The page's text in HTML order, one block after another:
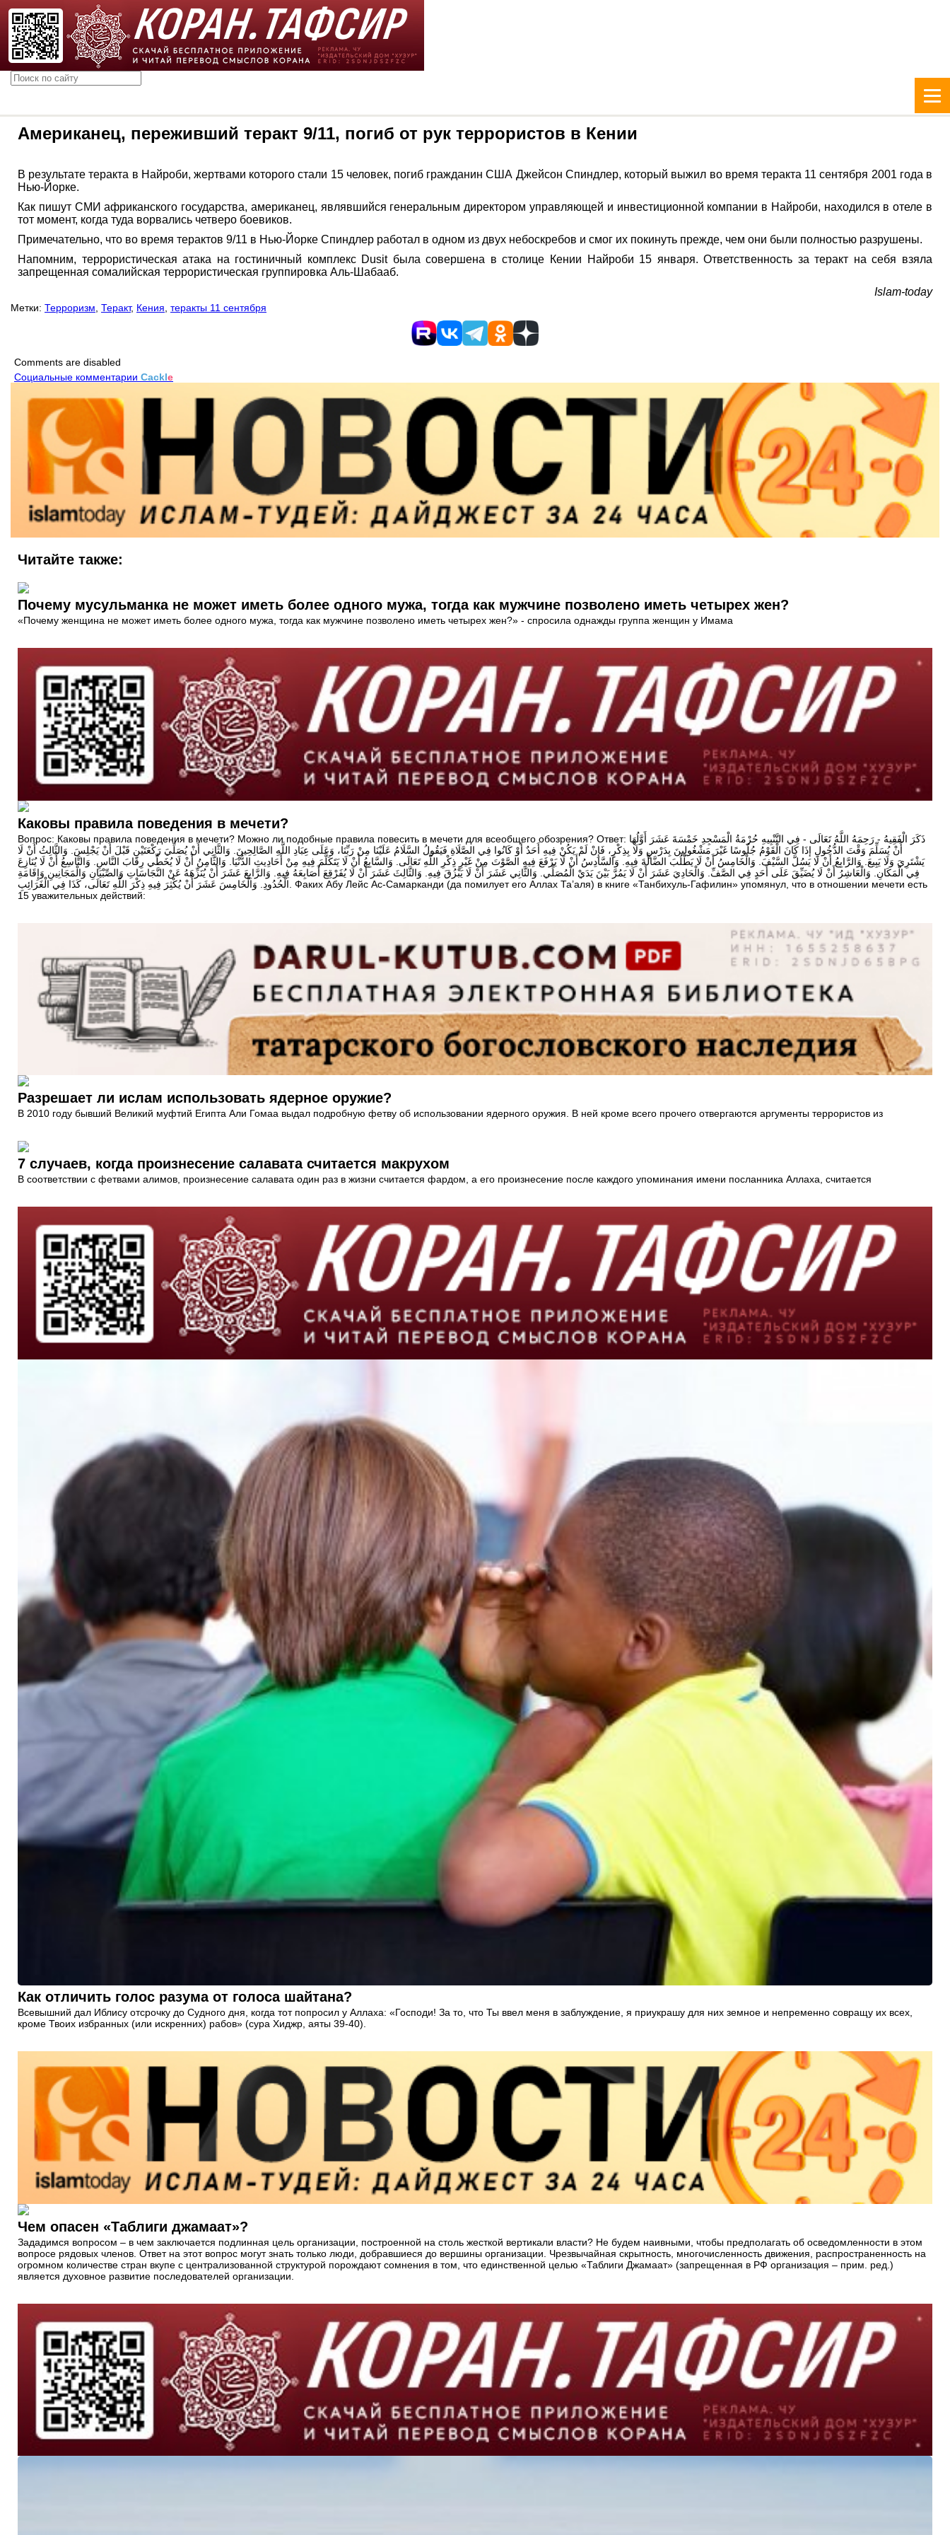
Американец, переживший теракт 9/11, погиб от рук террористов в Кении
В результате теракта в Найроби, жертвами которого стали 15 человек, погиб гражданин США Джейсон Спиндлер, который выжил во время теракта 11 сентября 2001 года в
Нью-Йорке.
Как пишут СМИ африканского государства, американец, являвшийся генеральным директором управляющей и инвестиционной компании в Найроби, находился в отеле в
тот момент, когда туда ворвались четверо боевиков.
Примечательно, что во время терактов 9/11 в Нью-Йорке Спиндлер работал в одном из двух небоскребов и смог их покинуть прежде, чем они были полностью разрушены.
Напомним, террористическая атака на гостиничный комплекс Dusit была совершена в столице Кении Найроби 15 января. Ответственность за теракт на себя взяла
запрещенная сомалийская террористическая группировка Аль-Шабааб.
Islam-today
Метки: Терроризм Теракт, Кения теракты 11 сентября
Comments are disabled
Социальные комментарии Cackle
Читайте также:
Почему мусульманка не может иметь более одного мужа, тогда как мужчине позволено иметь четырех жен?
«Почему женщина не может иметь более одного мужа, тогда как мужчине позволено иметь четырех жен?» - спросила однажды группа женщин у Имама
Каковы правила поведения в мечети?
Вопрос: Каковы правила поведения в мечети? Можно ли подобные правила повесить в мечети для всеобщего обозрения? Ответ: ذَكَرَ الْفَقِيهُ - رَحِمَهُ اللَّهُ تَعَالَى - فِي التَّنْبِيهِ حُرْمَةُ الْمَسْجِدِ خَمْسَةَ عَشَرَ أَوَّلُهَا
أَنْ يُسَلِّمَ وَقْتَ الدُّخُولِ إذَا كَانَ الْقَوْمُ جُلُوسًا غَيْرَ مَشْغُولِينَ بِدَرْسٍ وَلَا بِذِكْرٍ، فَإِنْ لَمْ يَكُنْ فِيهِ أَحَدٌ أَوْ كَانُوا فِي الصَّلَاةِ فَيَقُولُ السَّلَامُ عَلَيْنَا مِنْ رَبِّنَا، وَعَلَى عِبَادِ اللَّهِ الصَّالِحِينَ. وَالثَّانِي أَنْ يُصَلِّيَ رَكْعَتَيْنِ قَبْلَ أَنْ يَجْلِسَ. وَالثَّالِثُ أَنْ لَا
يَشْتَرِيَ وَلَا يَبِيعَ. وَالرَّابِعُ أَنْ لَا يَسُلَّ السَّيْفَ. وَالْخَامِسُ أَنْ لَا يَطْلُبَ الضَّالَّةَ فِيهِ. وَالسَّادِسُ أَنْ لَا يَرْفَعَ فِيهِ الصَّوْتَ مِنْ غَيْرِ ذِكْرِ اللَّهِ تَعَالَى. وَالسَّابِعُ أَنْ لَا يَتَكَلَّمَ فِيهِ مِنْ أَحَادِيثِ الدُّنْيَا. وَالثَّامِنُ أَنْ لَا يُخَطِّي رِقَابَ النَّاسِ. وَالتَّاسِعُ أَنْ لَا يُنَازِعَ
فِي الْمَكَانِ. وَالْعَاشِرُ أَنْ لَا يُضَيِّقَ عَلَى أَحَدٍ فِي الصَّفِّ. وَالْحَادِيَ عَشَرَ أَنْ لَا يَمُرَّ بَيْنَ يَدَيْ الْمُصَلِّي. وَالثَّانِي عَشَرَ أَنْ لَا يَبْزُقَ فِيهِ. وَالثَّالِثَ عَشَرَ أَنْ لَا يُفَرْقِعَ أَصَابِعَهُ فِيهِ. وَالرَّابِعَ عَشَرَ أَنْ يُنَزِّهَهُ عَنْ النَّجَاسَاتِ وَالصِّبْيَانِ وَالْمَجَانِينِ وَإِقَامَةِ
الْحُدُودِ. وَالْخَامِسَ عَشَرَ أَنْ يُكْثِرَ فِيهِ ذِكْرَ اللَّهِ تَعَالَى، كَذَا فِي الْغَرَائِبِ. Факих Абу Лейс Ас-Самарканди (да помилует его Аллах Та’аля) в книге «Танбихуль-Гафилин» упомянул, что в отношении мечети есть
15 уважительных действий:
Разрешает ли ислам использовать ядерное оружие?
В 2010 году бывший Великий муфтий Египта Али Гомаа выдал подробную фетву об использовании ядерного оружия. В ней кроме всего прочего отвергаются аргументы террористов из
7 случаев, когда произнесение салавата считается макрухом
В соответствии с фетвами алимов, произнесение салавата один раз в жизни считается фардом, а его произнесение после каждого упоминания имени посланника Аллаха, считается
Как отличить голос разума от голоса шайтана?
Всевышний дал Иблису отсрочку до Судного дня, когда тот попросил у Аллаха: «Господи! За то, что Ты ввел меня в заблуждение, я приукрашу для них земное и непременно совращу их всех,
кроме Твоих избранных (или искренних) рабов» (сура Хиджр, аяты 39-40).
Чем опасен «Таблиги джамаат»?
Зададимся вопросом – в чем заключается подлинная цель организации, построенной на столь жесткой вертикали власти? Не будем наивными, чтобы предполагать об осведомленности в этом
вопросе рядовых членов. Ответ на этот вопрос могут знать только люди, добравшиеся до вершины организации. Чрезвычайная скрытность, многочисленность движения, распространенность на
огромном количестве стран вкупе с централизованной структурой порождают сомнения в том, что единственной целью «Таблиги Джамаат» (запрещенная в РФ организация – прим. ред.)
является духовное развитие последователей организации.